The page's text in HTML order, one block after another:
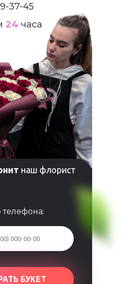
БУКЕТ
24 часа
37-45
наш флорист